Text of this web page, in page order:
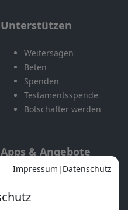
Unterstützen
Weitersagen
Beten
Spenden
Testamentsspende
Botschafter werden
Apps & Angebote
Mobile App